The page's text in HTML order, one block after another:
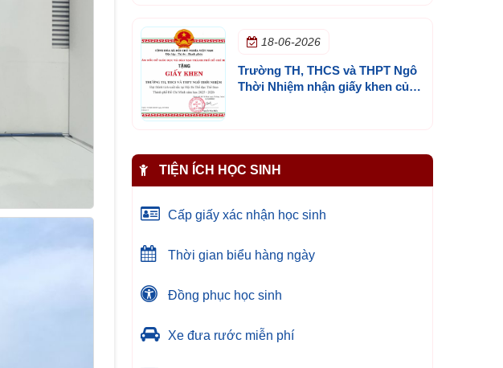
18-06-2026
Trường TH, THCS và THPT Ngô
Thời Nhiệm nhận giấy khen của
TIỆN ÍCH HỌC SINH
Cấp giấy xác nhận học sinh
Thời gian biểu hàng ngày
Đồng phục học sinh
Xe đưa rước miễn phí